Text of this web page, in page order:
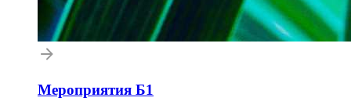
Мероприятия Б1